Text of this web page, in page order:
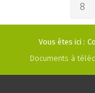
8
Vous êtes ici :
Documents à